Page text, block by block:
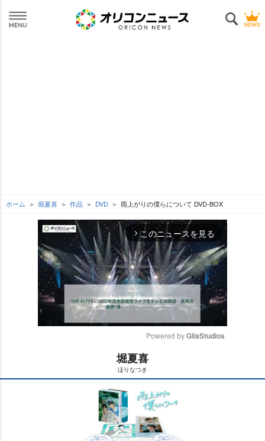
ホーム 堀夏喜 作品 DVD 雨上がりの僕らについて DVD-BOX
arrow_forward_ios このニュースを見る
t
Powered by GliaStudios
堀夏喜
ほりなつき